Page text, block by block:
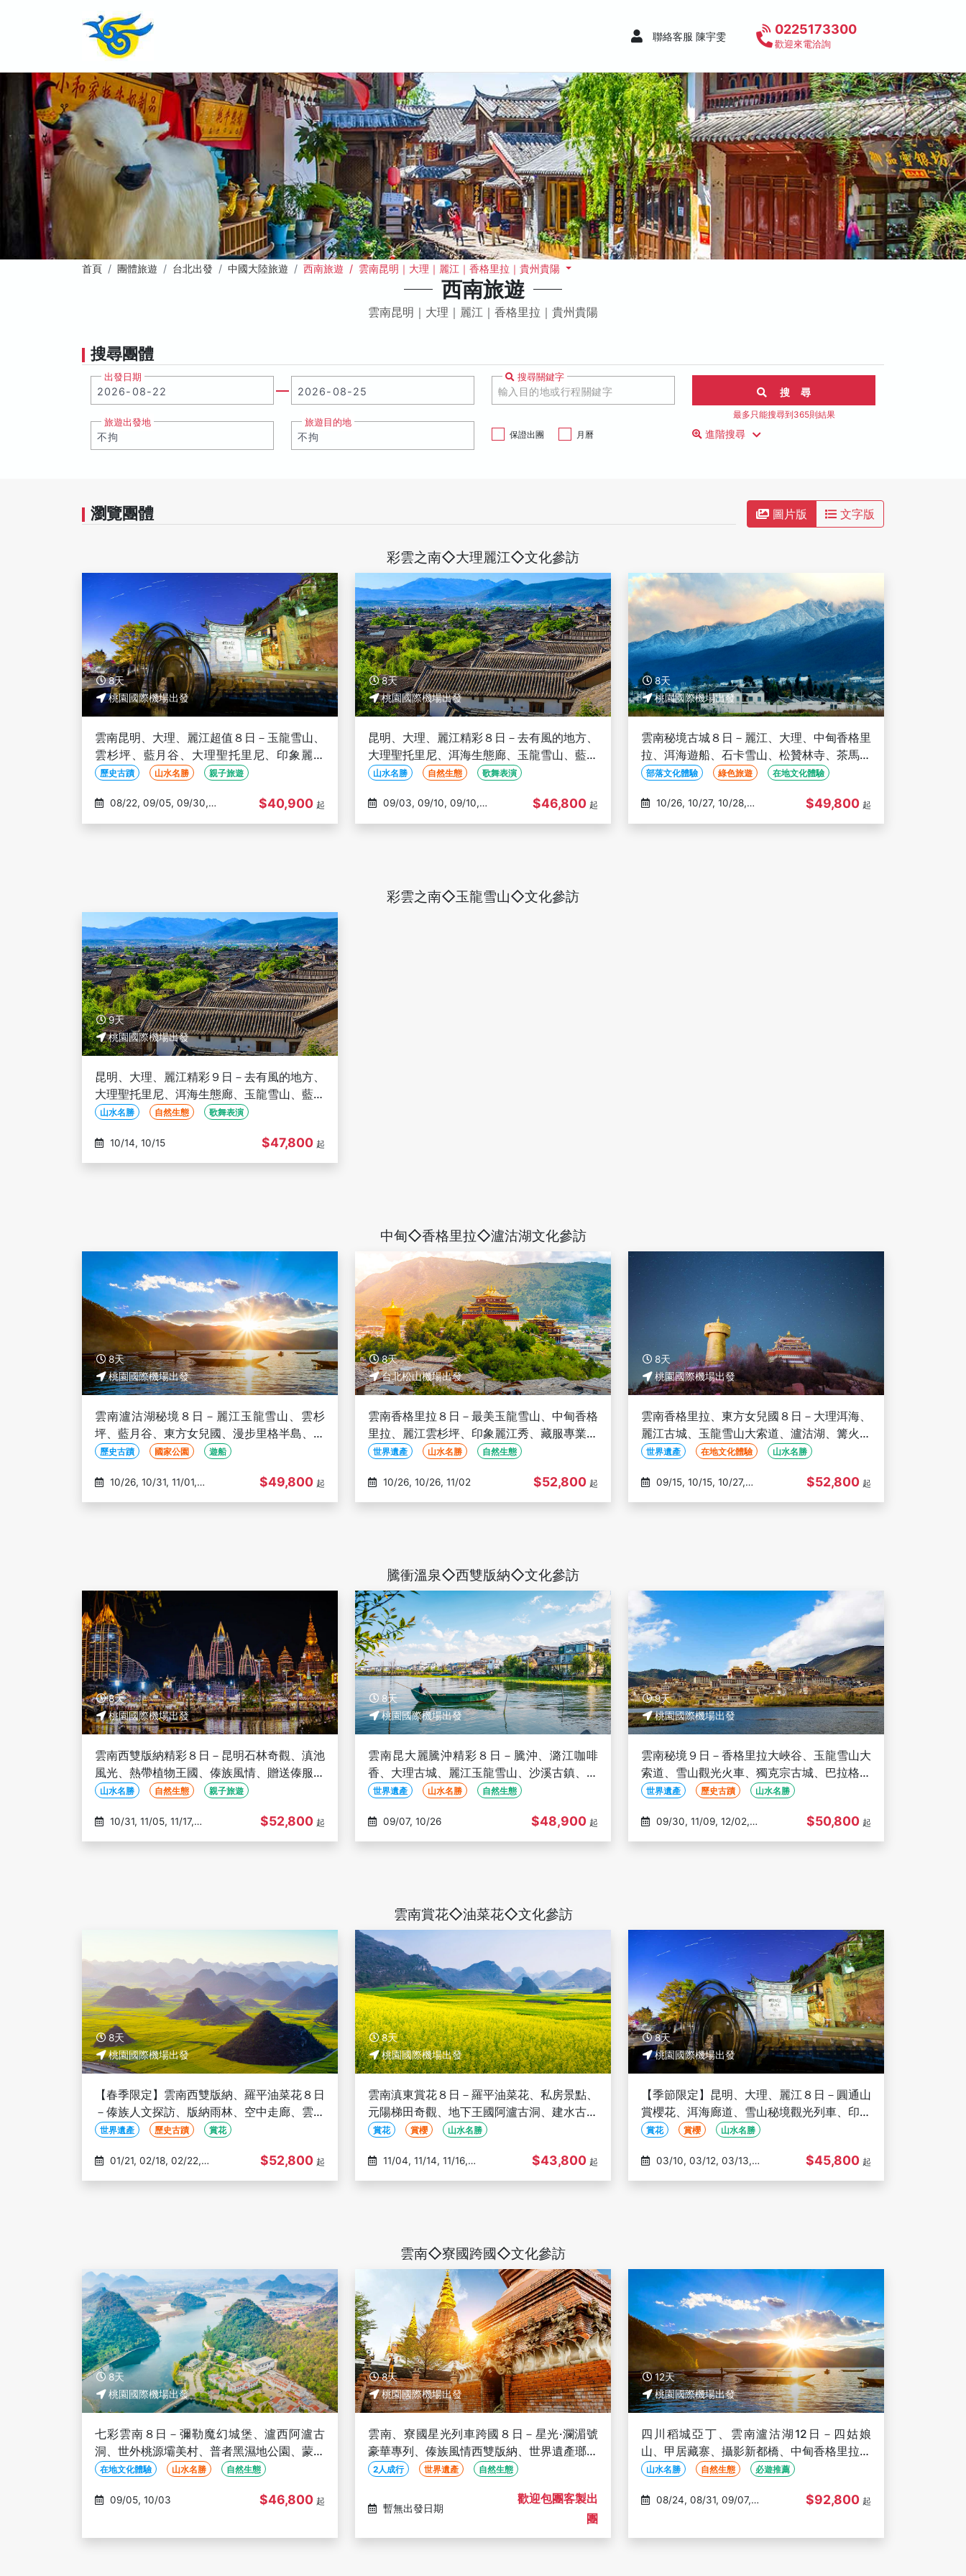
聯絡客服 陳宇雯 0225173300
歡迎來電洽詢
首頁 團體旅遊 台北出發 中國大陸旅遊 西南旅遊 / 雲南昆明｜大理｜麗江｜香格里拉｜貴州貴陽
西南旅遊
雲南昆明｜大理｜麗江｜香格里拉｜貴州貴陽
搜尋團體
出發日期 搜尋關鍵字
旅遊出發地
旅遊目的地
保證出團
月曆
搜 尋
最多只能搜尋到365則結果
進階搜尋
瀏覽團體 圖片版 文字版
彩雲之南◇大理麗江◇文化參訪
8天
桃園國際機場出發
雲南昆明、大理、麗江超值８日－玉龍雪山、
雲杉坪、藍月谷、大理聖托里尼、印象麗江
秀、篝火晚會、三排椅(文化參訪)
歷史古蹟 山水名勝 親子旅遊
$40,900 起
8天
桃園國際機場出發
昆明、大理、麗江精彩８日－去有風的地方、
大理聖托里尼、洱海生態廊、玉龍雪山、藍月
谷、印象麗江秀、三排座椅(文化參訪)
山水名勝 自然生態 歌舞表演
$46,800 起
8天
桃園國際機場出發
雲南秘境古城８日－麗江、大理、中甸香格里
拉、洱海遊船、石卡雪山、松贊林寺、茶馬古
道騎馬、三排座椅、雙高鐵（文化參訪）
部落文化體驗 綠色旅遊 在地文化體驗
$49,800 起
彩雲之南◇玉龍雪山◇文化參訪
9天
桃園國際機場出發
昆明、大理、麗江精彩９日－去有風的地方、
大理聖托里尼、洱海生態廊、玉龍雪山、藍月
谷、印象麗江秀、三排座椅(文化參訪)
山水名勝 自然生態 歌舞表演
10/14, 10/15 $47,800 起
中甸◇香格里拉◇瀘沽湖文化參訪
8天
桃園國際機場出發
雲南瀘沽湖秘境８日－麗江玉龍雪山、雲杉
坪、藍月谷、東方女兒國、漫步里格半島、金
梭島龍宮、印象麗江秀、三排椅(文化參訪)
歷史古蹟 國家公園 遊船
$49,800 起
8天
台北松山機場出發
雲南香格里拉８日－最美玉龍雪山、中甸香格
里拉、麗江雲杉坪、印象麗江秀、藏服專業旅
拍、三排椅(文化參訪)
世界遺產 山水名勝 自然生態
10/26, 10/26, 11/02 $52,800 起
8天
桃園國際機場出發
雲南香格里拉、東方女兒國８日－大理洱海、
麗江古城、玉龍雪山大索道、瀘沽湖、篝火晚
會、印象麗江秀、三排座椅 (文化參訪)
世界遺產 在地文化體驗 山水名勝
$52,800 起
騰衝溫泉◇西雙版納◇文化參訪
8天
桃園國際機場出發
雲南西雙版納精彩８日－昆明石林奇觀、滇池
風光、熱帶植物王國、傣族風情、贈送傣服旅
拍、版納之傣魅秀 (文化參訪)
山水名勝 自然生態 親子旅遊
$52,800 起
8天
桃園國際機場出發
雲南昆大麗騰沖精彩８日－騰沖、潞江咖啡
香、大理古城、麗江玉龍雪山、沙溪古鎮、印
象麗江秀、藍月谷、三排座椅(文化參訪)
世界遺產 山水名勝 自然生態
09/07, 10/26 $48,900 起
9天
桃園國際機場出發
雲南秘境９日－香格里拉大峽谷、玉龍雪山大
索道、雪山觀光火車、獨克宗古城、巴拉格宗
景區、印象麗江秀、三排椅(文化參訪)
世界遺產 歷史古蹟 山水名勝
$50,800 起
雲南賞花◇油菜花◇文化參訪
8天
桃園國際機場出發
【春季限定】雲南西雙版納、羅平油菜花８日
－傣族人文探訪、版納雨林、空中走廊、雲南
印象、高鐵+飛機、三排椅(文化參訪)
世界遺產 歷史古蹟 賞花
$52,800 起
8天
桃園國際機場出發
雲南滇東賞花８日－羅平油菜花、私房景點、
元陽梯田奇觀、地下王國阿瀘古洞、建水古城
風情、三排椅(文化參訪)
賞花 賞櫻 山水名勝
$43,800 起
8天
桃園國際機場出發
【季節限定】昆明、大理、麗江８日－圓通山
賞櫻花、洱海廊道、雪山秘境觀光列車、印象
麗江、篝火晚會、三排椅(文化參訪)
賞花 賞櫻 山水名勝
$45,800 起
雲南◇寮國跨國◇文化參訪
8天
桃園國際機場出發
七彩雲南８日－彌勒魔幻城堡、瀘西阿瀘古
洞、世外桃源壩美村、普者黑濕地公園、蒙自
最美先峰書店(文化參訪)
在地文化體驗 山水名勝 自然生態
09/05, 10/03 $46,800 起
8天
桃園國際機場出發
雲南、寮國星光列車跨國８日－星光·瀾湄號
豪華專列、傣族風情西雙版納、世界遺產瑯勃
拉邦〔2人成行〕
2人成行 世界遺產 自然生態
暫無出發日期
歡迎包團客製出
團
12天
桃園國際機場出發
四川稻城亞丁、雲南瀘沽湖12日－四姑娘
山、甲居藏寨、攝影新都橋、中甸香格里拉、
東方女兒國、雅西高速、三排椅(文化參訪)
山水名勝 自然生態 必遊推薦
$92,800 起